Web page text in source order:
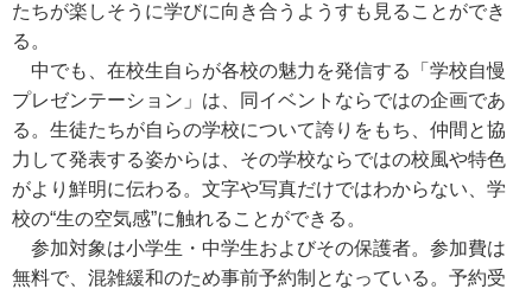
たちが楽しそうに学びに向き合うようすも見ることができ
る。
中でも、在校生自らが各校の魅力を発信する「学校自慢
プレゼンテーション」は、同イベントならではの企画であ
る。生徒たちが自らの学校について誇りをもち、仲間と協
力して発表する姿からは、その学校ならではの校風や特色
がより鮮明に伝わる。文字や写真だけではわからない、学
校の“生の空気感”に触れることができる。
参加対象は小学生・中学生およびその保護者。参加費は
無料で、混雑緩和のため事前予約制となっている。予約受